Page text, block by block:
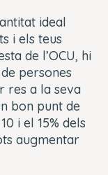
ideal
i els teus
de l’OCU, hi
persones
res a la seva
bon punt de
i el 15% dels
augmentar